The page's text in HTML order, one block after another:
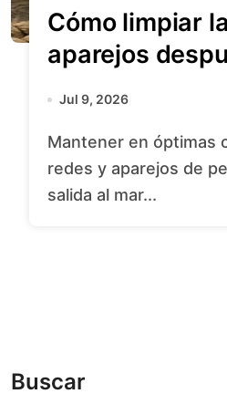
Cómo limpiar
aparejos
Jul 9, 2026
Mantener en óptimas condiciones las
redes y aparejos de
salida al mar...
Buscar